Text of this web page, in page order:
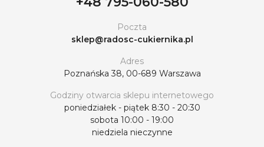
Poczta
sklep@radosc-cukiernika.pl
Adres
Poznańska 38, 00-689 Warszawa
Godziny otwarcia sklepu internetowego
poniedziałek - piątek 8:30 - 20:30
sobota 10:00 - 19:00
niedziela nieczynne